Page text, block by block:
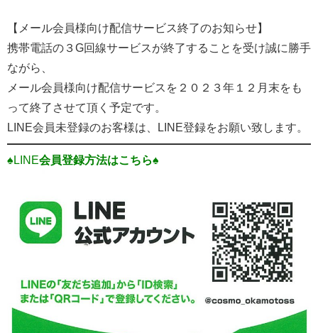
【メール会員様向け配信サービス終了のお知らせ】
携帯電話の３G回線サービスが終了することを受け誠に勝手
ながら、
メール会員様向け配信サービスを２０２３年１２月末をも
って終了させて頂く予定です。
LINE会員未登録のお客様は、LINE登録をお願い致します。
♠LINE会員登録方法はこちら♠